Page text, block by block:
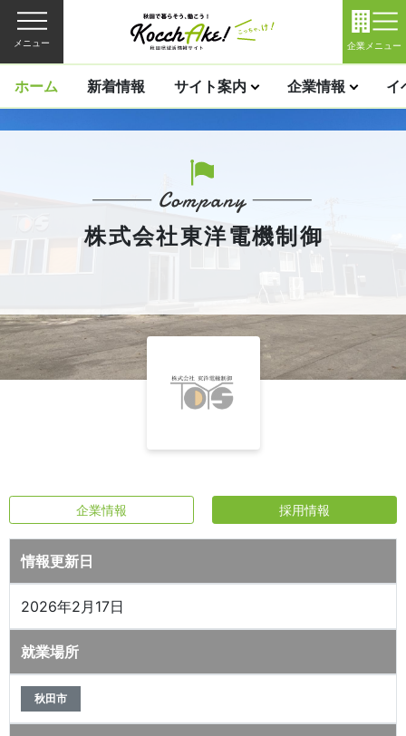
メニュー 企業メニュー
ホーム 新着情報 サイト案内 企業情報 イ
株式会社東洋電機制御
企業情報 採用情報
情報更新日
2026年2月17日
就業場所
秋田市